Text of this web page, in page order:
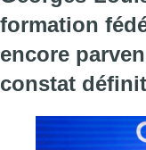
formation
encore
constat